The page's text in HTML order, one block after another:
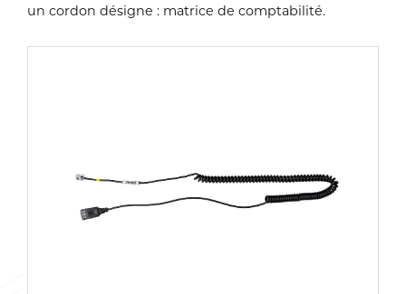
un cordon désigne : matrice de comptabilité.